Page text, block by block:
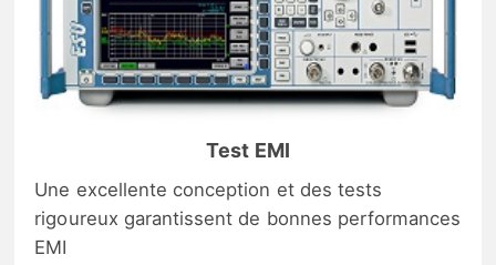
Test EMI
Une excellente conception et des tests
rigoureux garantissent de bonnes performances
EMI